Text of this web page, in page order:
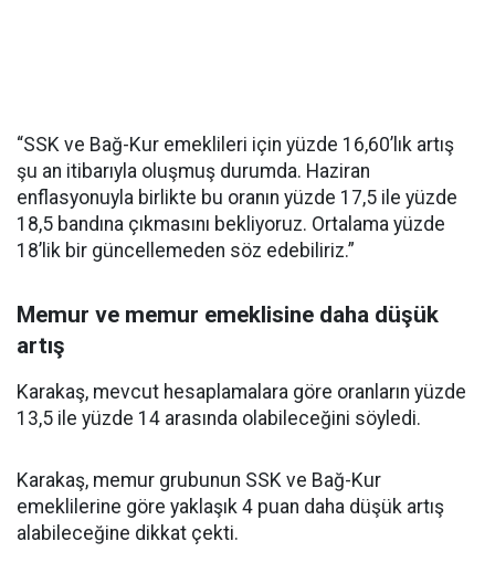
“SSK ve Bağ-Kur emeklileri için yüzde 16,60’lık artış
şu an itibarıyla oluşmuş durumda. Haziran
enflasyonuyla birlikte bu oranın yüzde 17,5 ile yüzde
18,5 bandına çıkmasını bekliyoruz. Ortalama yüzde
18’lik bir güncellemeden söz edebiliriz.”
Memur ve memur emeklisine daha düşük
artış
Karakaş, mevcut hesaplamalara göre oranların yüzde
13,5 ile yüzde 14 arasında olabileceğini söyledi.
Karakaş, memur grubunun SSK ve Bağ-Kur
emeklilerine göre yaklaşık 4 puan daha düşük artış
alabileceğine dikkat çekti.